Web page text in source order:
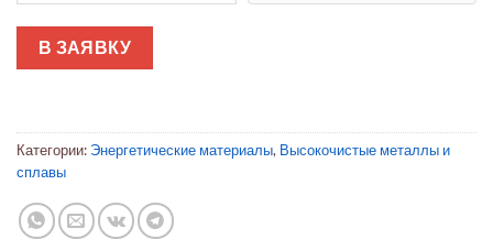
В ЗАЯВКУ
Категории: Энергетические материалы, Высокочистые металлы и
сплавы